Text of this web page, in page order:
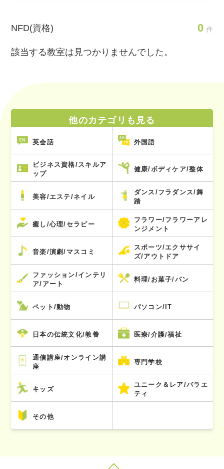
NFD(資格) 0 件
該当する教室は見つかりませんでした。
他のカテゴリも見る
英会話 外国語
ビジネス資格/スキルア
ップ
健康/ボディケア/整体
美容/エステ/ネイル
ダンス/フラダンス/舞
踏
癒し/心理/セラピー
フラワー/フラワーアレ
ンジメント
音楽/演劇/マスコミ
スポーツ/エクササイ
ズ/アウトドア
ファッション/インテリ
ア/アート
料理/お菓子/パン
ペット/動物 パソコン/IT
日本の伝統文化/教養 医療/介護/福祉
通信講座/オンライン講
座
専門学校
キッズ
ユニーク＆レア/バラエ
ティ
その他